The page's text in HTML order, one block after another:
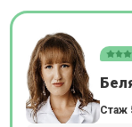
Стаж